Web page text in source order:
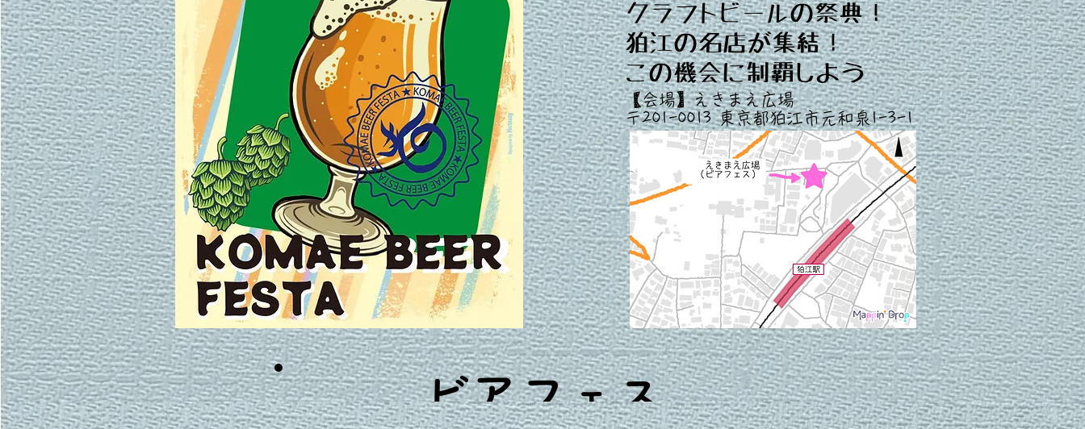
クラフトビールの祭典！
狛江の名店が集結！
この機会に制覇しよう
【会場】えきまえ広場
​〒201-0013 東京都狛江市元和泉1-3-1
​ビアフェス